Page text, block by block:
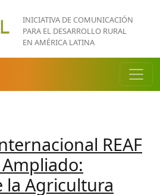
INICIATIVA DE COMUNICACIÓN
PARA EL DESARROLLO RURAL
EN AMÉRICA LATINA
REAF
Ampliado:
la Agricultura